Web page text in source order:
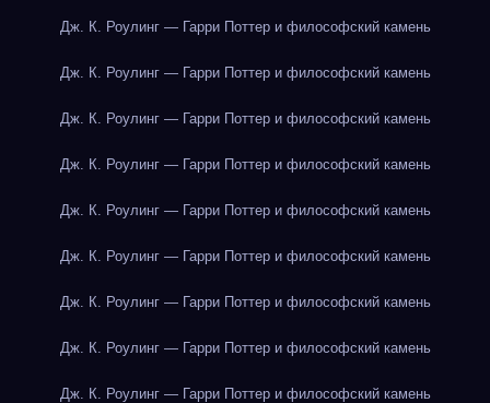
Дж. К. Роулинг — Гарри Поттер и философский камень
Дж. К. Роулинг — Гарри Поттер и философский камень
Дж. К. Роулинг — Гарри Поттер и философский камень
Дж. К. Роулинг — Гарри Поттер и философский камень
Дж. К. Роулинг — Гарри Поттер и философский камень
Дж. К. Роулинг — Гарри Поттер и философский камень
Дж. К. Роулинг — Гарри Поттер и философский камень
Дж. К. Роулинг — Гарри Поттер и философский камень
Дж. К. Роулинг — Гарри Поттер и философский камень